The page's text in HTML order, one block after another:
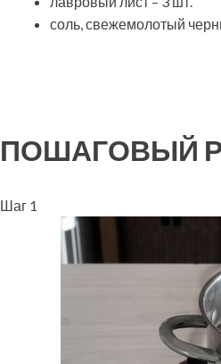
соль, свежемолотый
ПОШАГОВЫЙ
Шаг 1